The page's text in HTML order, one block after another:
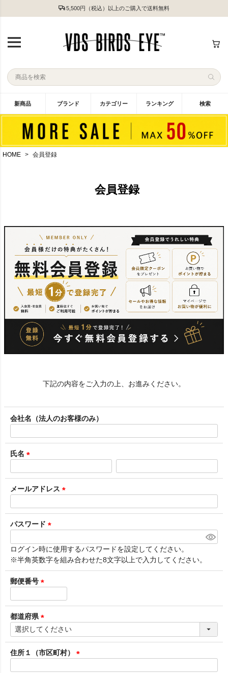
5,500円（税込）以上のご購入で送料無料
新商品 ブランド カテゴリー ランキング 検索
HOME 会員登録
会員登録
下記の内容をご入力の上、お進みください。
会社名（法人のお客様のみ）
氏名
必
須
メールアドレス
必
パスワード
必
須
)
ログイン時に使用するパスワードを設定してください。
※半角英数字を組み合わせた8文字以上で入力してください。
郵便番号
必
須
)
都道府県
(
必
須
住所１（市区町村）